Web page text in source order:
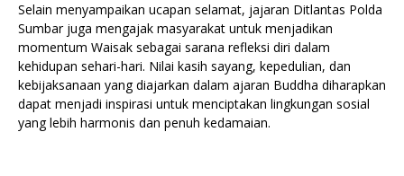
Selain menyampaikan ucapan selamat, jajaran Ditlantas Polda
Sumbar juga mengajak masyarakat untuk menjadikan
momentum Waisak sebagai sarana refleksi diri dalam
kehidupan sehari-hari. Nilai kasih sayang, kepedulian, dan
kebijaksanaan yang diajarkan dalam ajaran Buddha diharapkan
dapat menjadi inspirasi untuk menciptakan lingkungan sosial
yang lebih harmonis dan penuh kedamaian.